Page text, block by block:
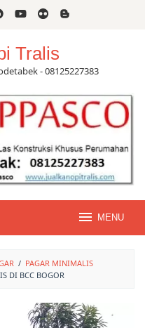
Tralis
- 08125227383
MENU
/ PAGAR MINIMALIS
DI BCC BOGOR